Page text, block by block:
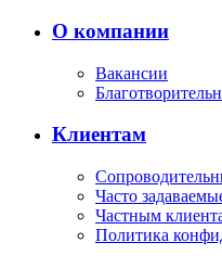
О компании
Вакансии
Клиентам
Часто
Частным
Политика